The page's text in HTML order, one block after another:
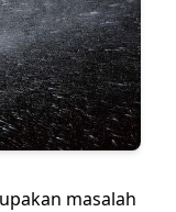
masalah